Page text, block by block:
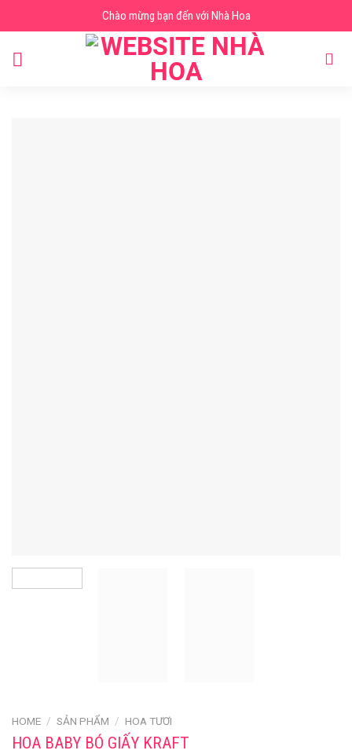
to
content
Chào mừng bạn đến với Nhà Hoa
HOME / SẢN PHẨM / HOA TƯƠI
HOA BABY BÓ GIẤY KRAFT